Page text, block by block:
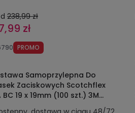
238,99 zł
zł
PROMO
Samoprzylepna Do
Zaciskowych Scotchflex
BC 19 x 19mm (100 szt.) 3M